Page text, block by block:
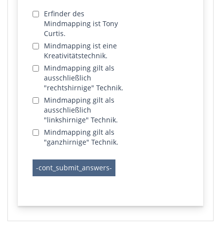
Erfinder des
Mindmapping ist Tony
Curtis.
Mindmapping ist eine
Kreativitätstechnik.
Mindmapping gilt als
ausschließlich
"rechtshirnige" Technik.
Mindmapping gilt als
ausschließlich
"linkshirnige" Technik.
Mindmapping gilt als
"ganzhirnige" Technik.